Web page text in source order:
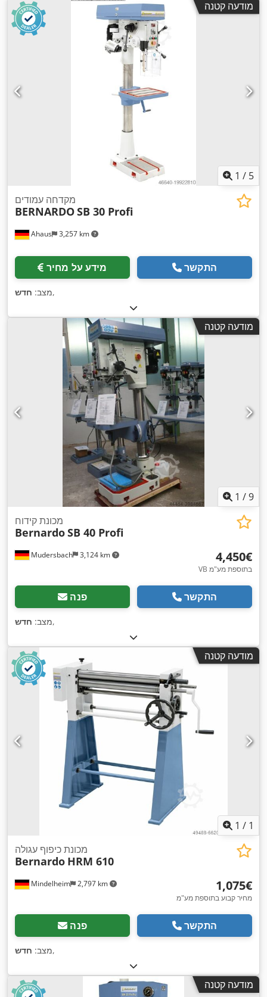
מודעה קטנה
1 / 5
Ahaus 3,257 km
מקדחה עמודים
BERNARDOSB 30 Profi
מידע על מחיר התקשר
מצב: חדש ,
מודעה קטנה
1 /9
Mudersbach 3,124 km
מכונת קידוח
BernardoSB 40 Profi
‏4,450 ‏€
VB בתוספת מע"מ
פנה התקשר
מצב: חדש ,
מודעה קטנה
1 / 1
Mindelheim 2,797 km
מכונת כיפוף עגולה
Bernardo HRM 610
‏1,075 ‏€
מחיר קבוע בתוספת מע"מ
פנה התקשר
מצב: חדש ,
מודעה קטנה